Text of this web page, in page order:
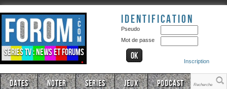
Séries TV : news et forums
Identification
Pseudo
Mot de passe
Inscription
Dates Noter Series Jeux Podcast